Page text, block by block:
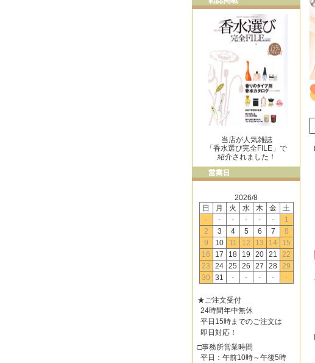
当店が人気雑誌
「香水選び完全FILE」で
紹介されました！
2026/8
日
月 火 水 木 金
土
-
- - - - -
1
2
3 4 5 6 7
8
9
10 11 12 13 14
15
16
17 18 19 20 21
22
23
24 25 26 27 28 29
30
31 - - - - -
★ご注文受付
24時間年中無休
平日15時までのご注文は
即日対応！
□事務所営業時間
平日：午前10時～午後5時